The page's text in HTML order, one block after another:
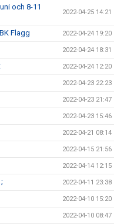
och 8-11
2022-04-25 14:21
Flagg 2022-04-24 19:20
2022-04-24 18:31
2022-04-24 12:20
2022-04-23 22:23
2022-04-23 21:47
2022-04-23 15:46
2022-04-21 08:14
2022-04-15 21:56
2022-04-14 12:15
2022-04-11 23:38
2022-04-10 15:20
2022-04-10 08:47